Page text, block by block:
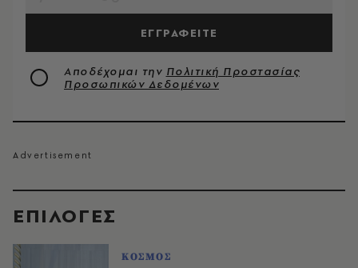
EΠΙΛΟΓΈΣ
ΚΟΣΜΟΣ
ΕΓΓΡΑΦΕΙΤΕ
Αποδέχομαι την Πολιτική Προστασίας
Προσωπικών Δεδομένων